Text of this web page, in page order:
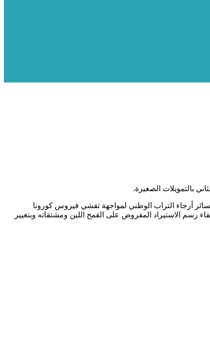
بالتمويلات الصغيرة.
أرجاء التراب الوطني لمواجهة تفشي فيروس كورونا
العمل باستيفاء رسم الاستيراد المفروض على القمح اللين ومشتقاته وبتغيير